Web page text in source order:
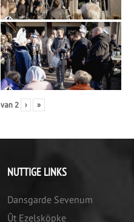
van 2 › »
NUTTIGE LINKS
Dansgarde Sevenum
Ût Ezelsköpke